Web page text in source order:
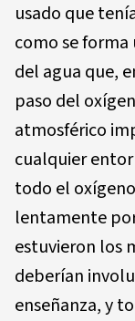
usado que
como se forma
del agua que,
paso del
atmosférico
cualquier
todo el
lentamente
estuvieron los
deberían
enseñanza, y